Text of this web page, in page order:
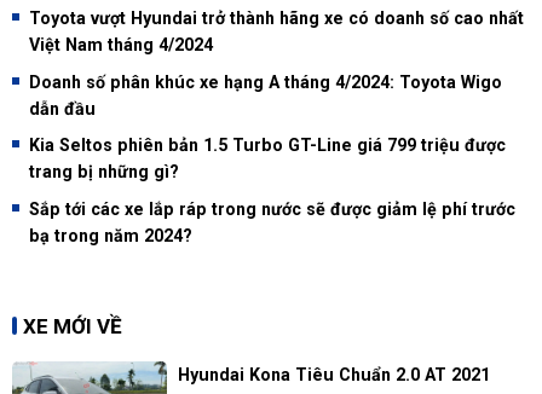
Toyota vượt Hyundai trở thành hãng xe có doanh số cao nhất
Việt Nam tháng 4/2024
Doanh số phân khúc xe hạng A tháng 4/2024: Toyota Wigo
dẫn đầu
Kia Seltos phiên bản 1.5 Turbo GT-Line giá 799 triệu được
trang bị những gì?
Sắp tới các xe lắp ráp trong nước sẽ được giảm lệ phí trước
bạ trong năm 2024?
XE MỚI VỀ
Hyundai Kona Tiêu Chuẩn 2.0 AT 2021